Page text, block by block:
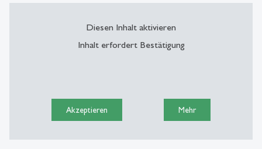
Diesen Inhalt aktivieren
Inhalt erfordert Bestätigung
Akzeptieren Mehr